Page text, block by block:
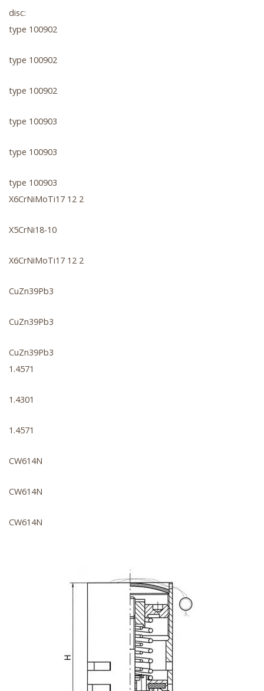
disc:
type 100902
type 100902
type 100902
type 100903
type 100903
type 100903
X6CrNiMoTi17 12 2
X5CrNi18-10
X6CrNiMoTi17 12 2
CuZn39Pb3
CuZn39Pb3
CuZn39Pb3
1.4571
1.4301
1.4571
CW614N
CW614N
CW614N